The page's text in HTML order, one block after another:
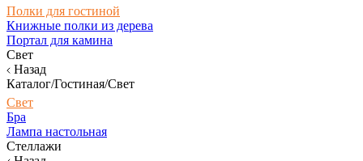
Полки для гостиной
Книжные полки из дерева
Портал для камина
Свет
Назад
Каталог/Гостиная/Свет
Свет
Бра
Лампа настольная
Стеллажи